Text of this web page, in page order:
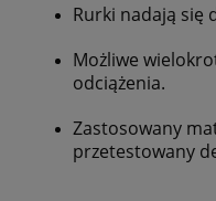
Rurki nadają się
Możliwe
odciążenia.
Zastosowany
przetestowany